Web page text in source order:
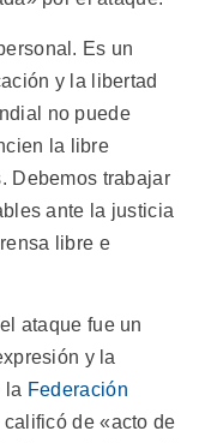
Es un
y la libertad
no puede
la libre
Debemos trabajar
ante la justicia
libre e
ataque fue un
y la
la Federación
calificó de «acto de